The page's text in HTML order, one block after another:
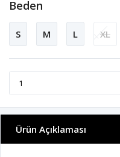
Beden
S M L XL
Ürün Açıklaması